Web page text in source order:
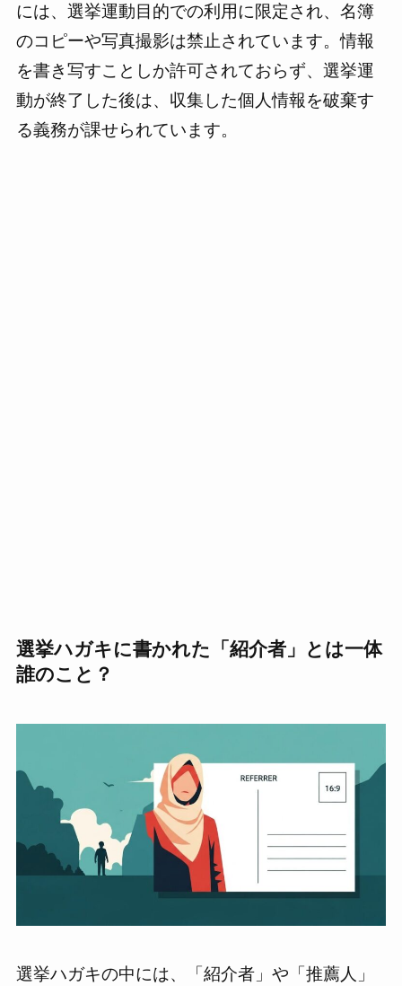
には、選挙運動目的での利用に限定され、名簿
のコピーや写真撮影は禁止されています。情報
を書き写すことしか許可されておらず、選挙運
動が終了した後は、収集した個人情報を破棄す
る義務が課せられています。
選挙ハガキに書かれた「紹介者」とは一体
誰のこと？
選挙ハガキの中には、「紹介者」や「推薦人」